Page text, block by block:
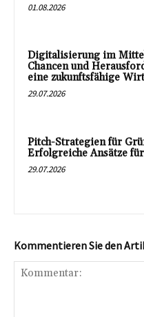
01.08.2026
Digitalisierung im
Chancen und
eine zukunftsfähige
29.07.2026
Pitch-Strategien für
Erfolgreiche Ansätze
29.07.2026
Kommentieren Sie den